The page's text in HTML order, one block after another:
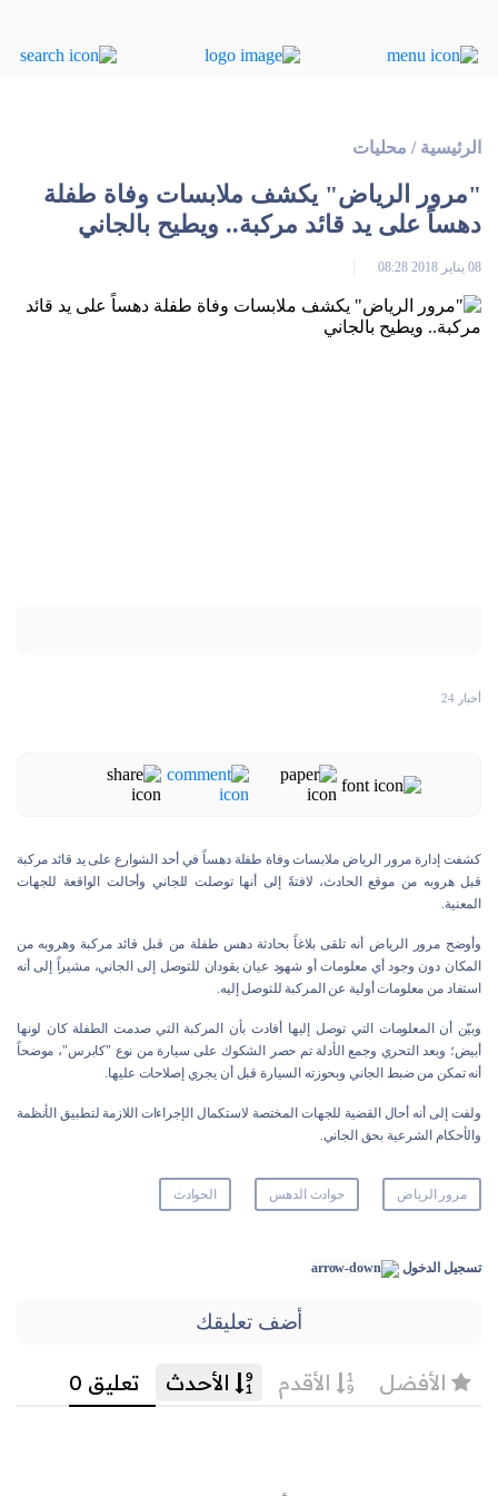
الرئيسية / محليات
"مرور الرياض" يكشف ملابسات وفاة طفلة
دهساً على يد قائد مركبة.. ويطيح بالجاني
08 يناير 2018 08:28
أخبار 24
كشفت إدارة مرور الرياض ملابسات وفاة طفلة دهساً في أحد الشوارع على يد قائد مركبة
قبل هروبه من موقع الحادث، لافتةً إلى أنها توصلت للجاني وأحالت الواقعة للجهات
المعنية.
وأوضح مرور الرياض أنه تلقى بلاغاً بحادثة دهس طفلة من قبل قائد مركبة وهروبه من
المكان دون وجود أي معلومات أو شهود عيان يقودان للتوصل إلى الجاني، مشيراً إلى أنه
استفاد من معلومات أولية عن المركبة للتوصل إليه.
وبيّن أن المعلومات التي توصل إليها أفادت بأن المركبة التي صدمت الطفلة كان لونها
أبيض؛ وبعد التحري وجمع الأدلة تم حصر الشكوك على سيارة من نوع "كابرس"، موضحاً
أنه تمكن من ضبط الجاني وبحوزته السيارة قبل أن يجري إصلاحات عليها.
ولفت إلى أنه أحال القضية للجهات المختصة لاستكمال الإجراءات اللازمة لتطبيق الأنظمة
والأحكام الشرعية بحق الجاني.
مرور الرياض حوادث الدهس الحوادث
تسجيل الدخول
أضف تعليقك